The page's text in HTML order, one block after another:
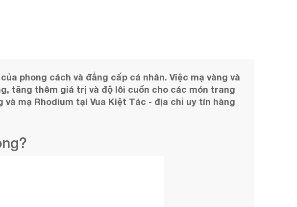
phong cách và đẳng cấp cá nhân. Việc mạ vàng và
tăng thêm giá trị và độ lôi cuốn cho các món trang
mạ Rhodium tại Vua Kiệt Tác - địa chỉ uy tín hàng